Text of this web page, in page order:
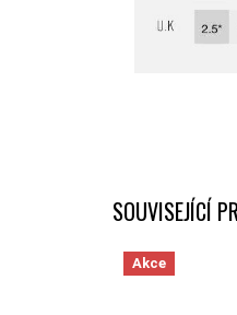
SOUVISEJÍCÍ
Akce